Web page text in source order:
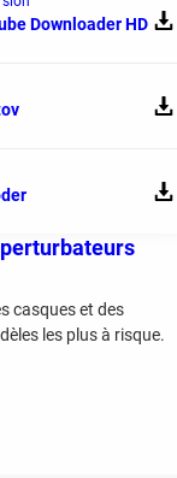
Bluetooth
tout pour plaire. Et à
casques et des
les plus à risque.
Downloader HD